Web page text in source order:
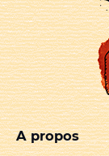
A propos